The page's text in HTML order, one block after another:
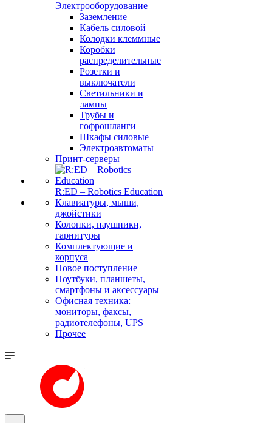
Электрооборудование
Заземление
Кабель силовой
Колодки клеммные
Коробки
распределительные
Розетки и
выключатели
Светильники и
лампы
Трубы и
гофрошланги
Шкафы силовые
Электроавтоматы
Принт-серверы
R:ED – Robotics Education
Клавиатуры, мыши,
джойстики
Колонки, наушники,
гарнитуры
Комплектующие и
корпуса
Новое поступление
Ноутбуки, планшеты,
смартфоны и аксессуары
Офисная техника:
мониторы, факсы,
радиотелефоны, UPS
Прочее